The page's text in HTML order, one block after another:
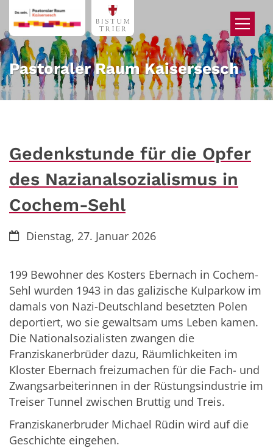
Zum Inhalt springen
Pastoraler Raum Kaisersesch
Gedenkstunde für die Opfer
des Nazianalsozialismus in
Cochem-Sehl
Datum:Dienstag, 27. Januar 2026
199 Bewohner des Kosters Ebernach in Cochem-
Sehl wurden 1943 in das galizische Kulparkow im
damals von Nazi-Deutschland besetzten Polen
deportiert, wo sie gewaltsam ums Leben kamen.
Die Nationalsozialisten zwangen die
Franziskanerbrüder dazu, Räumlichkeiten im
Kloster Ebernach freizumachen für die Fach- und
Zwangsarbeiterinnen in der Rüstungsindustrie im
Treiser Tunnel zwischen Bruttig und Treis.
Franziskanerbruder Michael Rüdin wird auf die
Geschichte eingehen.